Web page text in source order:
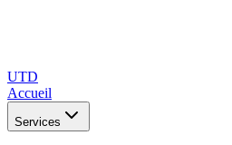
UTD
Accueil
Services